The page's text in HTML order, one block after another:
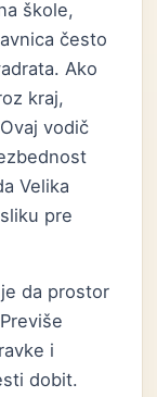
škole,
često
Ako
kraj,
vodič
Velika
pre
da prostor
i
dobit.